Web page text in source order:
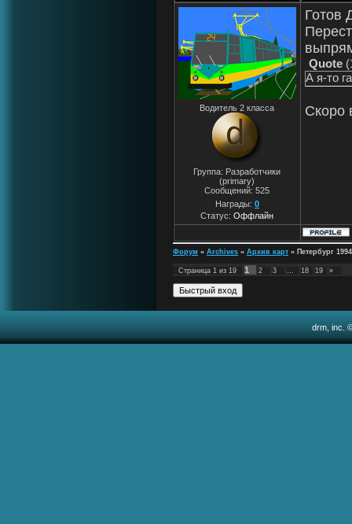
Водитель 2 класса
Группа: Разработчики
(primary)
Сообщений:525
Награды: 0
Статус:Оффлайн
Готов
Quote (
А я-то
Скоро
Форум » Archives » Архив карт » Петербург 1994
Страница 1 из 19 1 2 3 … 18 19 »
drm, inc.